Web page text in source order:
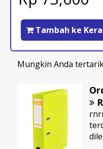
Tambah ke
Mungkin Anda